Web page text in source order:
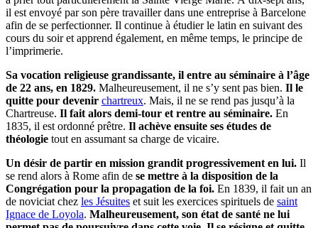
il est envoyé par son père travailler dans une entreprise à Barcelone
afin de se perfectionner. Il continue à étudier le latin en suivant des
cours du soir et apprend également, en même temps, le principe de
l’imprimerie.
Sa vocation religieuse grandissante, il entre au séminaire à l’âge
de 22 ans, en 1829. Malheureusement, il ne s’y sent pas bien. Il le
quitte pour devenir chartreux. Mais, il ne se rend pas jusqu’à la
Chartreuse. Il fait alors demi-tour et rentre au séminaire. En
1835, il est ordonné prêtre. Il achève ensuite ses études de
théologie tout en assumant sa charge de vicaire.
Un désir de partir en mission grandit progressivement en lui. Il
se rend alors à Rome afin de se mettre à la disposition de la
Congrégation pour la propagation de la foi. En 1839, il fait un an
de noviciat chez les Jésuites et suit les exercices spirituels de saint
Ignace de Loyola. Malheureusement, son état de santé ne lui